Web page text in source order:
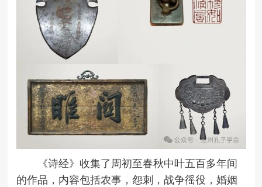
《诗经》收集了周初至春秋中叶五百多年间
的作品，内容包括农事，怨刺，战争徭役，婚姻